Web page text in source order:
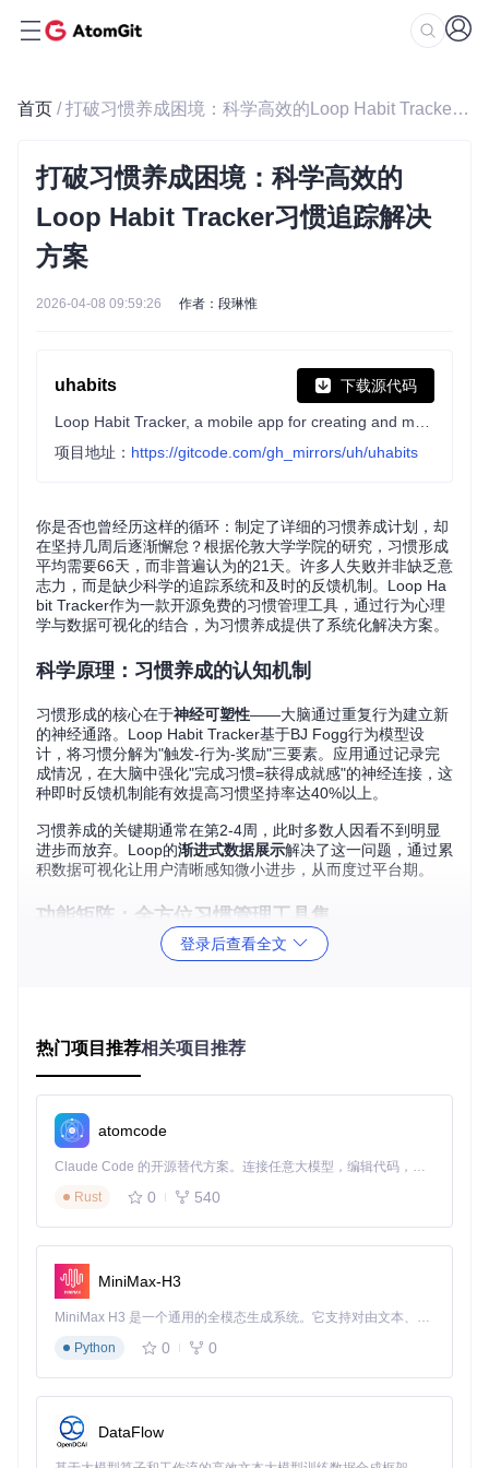
首页 / 打破习惯养成困境：科学高效的Loop Habit Tracker习惯追踪解决方案
打破习惯养成困境：科学高效的
Loop Habit Tracker习惯追踪解决
方案
2026-04-08 09:59:26 作者：段琳惟
uhabits 下载源代码
项目地址： https://gitcode.com/gh_mirrors/uh/uhabits
你是否也曾经历这样的循环：制定了详细的习惯养成计划，却
在坚持几周后逐渐懈怠？根据伦敦大学学院的研究，习惯形成
平均需要66天，而非普遍认为的21天。许多人失败并非缺乏意
志力，而是缺少科学的追踪系统和及时的反馈机制。Loop Ha
bit Tracker作为一款开源免费的习惯管理工具，通过行为心理
学与数据可视化的结合，为习惯养成提供了系统化解决方案。
科学原理：习惯养成的认知机制
习惯形成的核心在于神经可塑性——大脑通过重复行为建立新
的神经通路。Loop Habit Tracker基于BJ Fogg行为模型设
计，将习惯分解为"触发-行为-奖励"三要素。应用通过记录完
成情况，在大脑中强化"完成习惯=获得成就感"的神经连接，这
种即时反馈机制能有效提高习惯坚持率达40%以上。
习惯养成的关键期通常在第2-4周，此时多数人因看不到明显
进步而放弃。Loop的渐进式数据展示解决了这一问题，通过累
积数据可视化让用户清晰感知微小进步，从而度过平台期。
功能矩阵：全方位习惯管理工具集
多维度习惯记录系统
读"这样的量化习惯，还是"冥想"这样的定性习惯。
追踪记录，包含完成状态和量化数据
习惯评分体系解析
应用独创的
习惯得分算法综合考虑完成频率、连续性和难度系
图：月度习惯评分趋势图，显示习惯养成过程中的进步轨迹，
图。用户可以直观看到习惯执行的时间分布特征，识别最佳执
行时段。例如通过分析发现阅读习惯在周末完成率更高，可据
登录后查看全文
热门项目推荐相关项目推荐
atomcode
Claude Code 的开源替代方案。连接任意大模型，编辑代码，运行命令，自动验证 — 全自动执行。用 Rust 构建，极致性能。 ｜ An open-source alternative to Claude Code. Connect any LLM, edit code, run commands, and verify changes — autonomously. Built in Rust for speed. Get Started
Rust
0 540
MiniMax-H3
MiniMax H3 是一个通用的全模态生成系统。它支持对由文本、图像、视频和音频组成的多模态上下文进行统一理解，并能生成分辨率高达 2K、时长可达 15 秒的带原生立体声音频的视频。得益于面向任务泛化的系统设计，H3 在预训练阶段就已具备广泛的多模态上下文理解与生成能力，能够出色地执行复杂的多模态指令。
Python
0 0
DataFlow